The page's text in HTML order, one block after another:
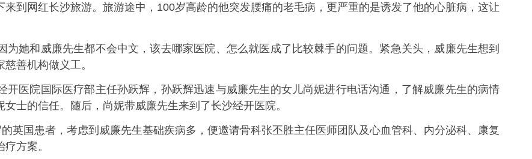
网红长沙旅游。旅游途中，100岁高龄的他突发腰痛的老毛病，更严重的是诱发了他的心脏病，这让
和威廉先生都不会中文，该去哪家医院、怎么就医成了比较棘手的问题。紧急关头，威廉先生想到
善机构做义工。
医院国际医疗部主任孙跃辉，孙跃辉迅速与威廉先生的女儿尚妮进行电话沟通，了解威廉先生的病情
士的信任。随后，尚妮带威廉先生来到了长沙经开医院。
国患者，考虑到威廉先生基础疾病多，便邀请骨科张丕胜主任医师团队及心血管科、内分泌科、康复
方案。